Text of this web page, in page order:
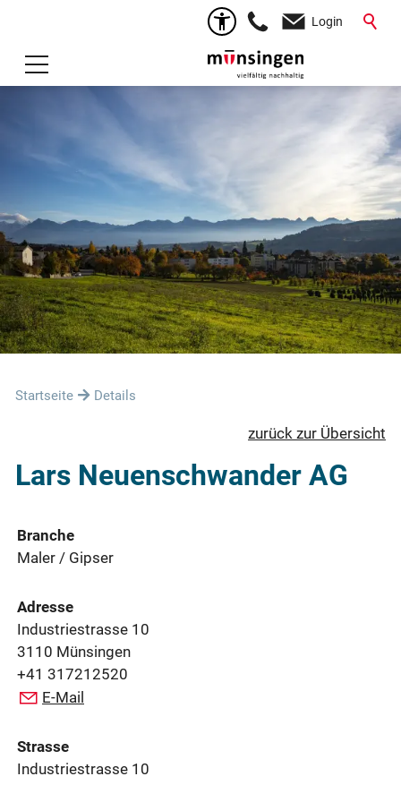
Login
Startseite Details
zurück zur Übersicht
Lars Neuenschwander AG
Branche
Maler / Gipser
Adresse
Industriestrasse 10
3110 Münsingen
+41 317212520
E-Mail
Strasse
Industriestrasse 10